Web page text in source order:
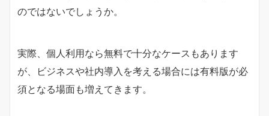
のではないでしょうか。
実際、個人利用なら無料で十分なケースもあります
が、ビジネスや社内導入を考える場合には有料版が必
須となる場面も増えてきます。